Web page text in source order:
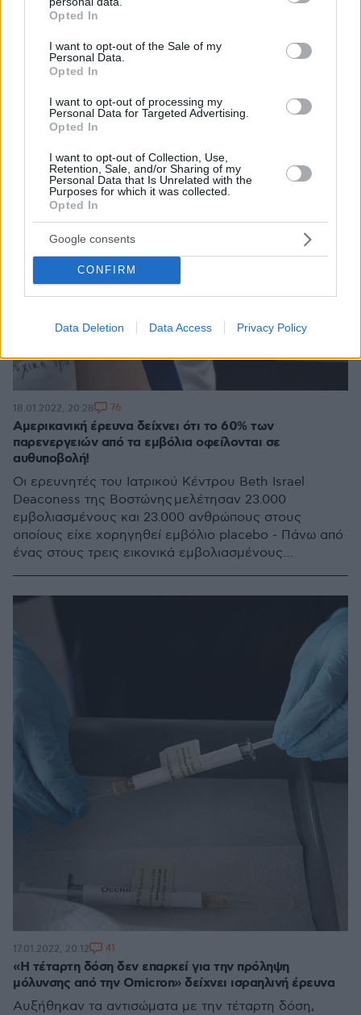
grant or deny consent to Google and its third-party tags to
use your data for below specified purposes in below Google
consent section.
Opted In
I want to opt-out of the Sale of my
Personal Data.
Opted In
I want to opt-out of processing my
Personal Data for Targeted Advertising.
Opted In
I want to opt-out of Collection, Use,
Retention, Sale, and/or Sharing of my
Personal Data that Is Unrelated with the
Purposes for which it was collected.
Opted In
Google consents
CONFIRM
Data Deletion Data Access Privacy Policy
σημασίας για την αντιμετώπιση καταστάσεων
Αμερικανική έρευνα δείχνει ότι το 60% των
παρενεργειών από τα εμβόλια οφείλονται σε
αυθυποβολή!
Οι ερευνητές του Ιατρικού Κέντρου Beth Israel
Deaconess της Βοστώνης μελέτησαν 23.000
εμβολιασμένους και 23.000 ανθρώπους στους
οποίους είχε χορηγηθεί εμβόλιο placebo - Πάνω από
ένας στους τρεις εικονικά εμβολιασμένους
εμβολιαστεί
18.01.2022, 20:28 76
«Η τέταρτη δόση δεν επαρκεί για την πρόληψη
μόλυνσης από την Omicron» δείχνει ισραηλινή έρευνα
Αυξήθηκαν τα αντισώματα με την τέταρτη δόση,
17.01.2022, 20:12 41